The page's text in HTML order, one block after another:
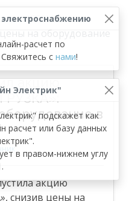
электроснабжению
расчет по
Свяжитесь с нами!
Электрик"
подскажет как
расчет или базу данных
в правом-нижнем углу
.
«ЛЕТНЯЯ
на оборудование
акцию
в
акцию
снизив цены на